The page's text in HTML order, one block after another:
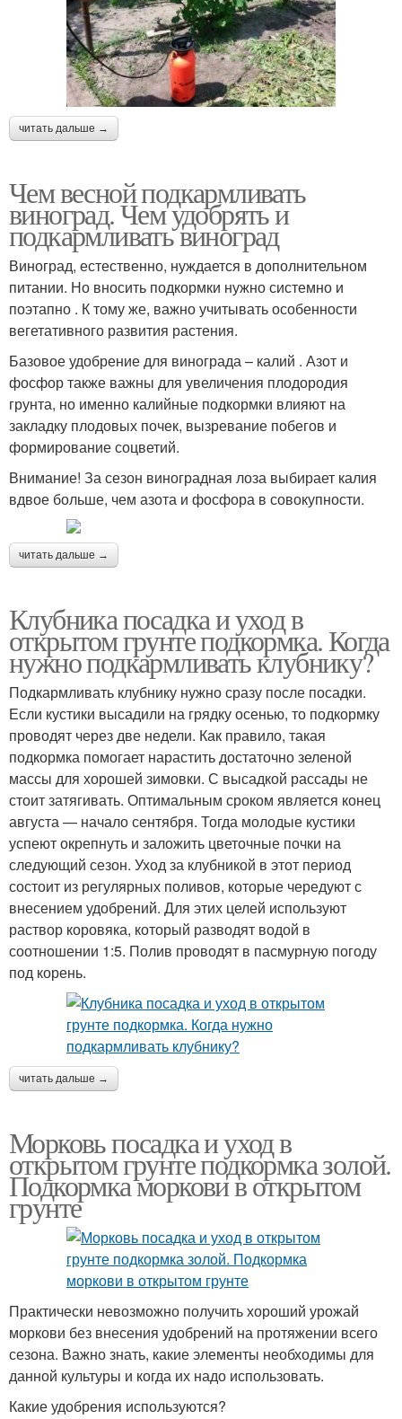
читать дальше →
Чем весной подкармливать
виноград. Чем удобрять и
подкармливать виноград
Виноград, естественно, нуждается в дополнительном
питании. Но вносить подкормки нужно системно и
поэтапно . К тому же, важно учитывать особенности
вегетативного развития растения.
Базовое удобрение для винограда – калий . Азот и
фосфор также важны для увеличения плодородия
грунта, но именно калийные подкормки влияют на
закладку плодовых почек, вызревание побегов и
формирование соцветий.
Внимание! За сезон виноградная лоза выбирает калия
вдвое больше, чем азота и фосфора в совокупности.
читать дальше →
Клубника посадка и уход в
открытом грунте подкормка. Когда
нужно подкармливать клубнику?
Подкармливать клубнику нужно сразу после посадки.
Если кустики высадили на грядку осенью, то подкормку
проводят через две недели. Как правило, такая
подкормка помогает нарастить достаточно зеленой
массы для хорошей зимовки. С высадкой рассады не
стоит затягивать. Оптимальным сроком является конец
августа — начало сентября. Тогда молодые кустики
успеют окрепнуть и заложить цветочные почки на
следующий сезон. Уход за клубникой в этот период
состоит из регулярных поливов, которые чередуют с
внесением удобрений. Для этих целей используют
раствор коровяка, который разводят водой в
соотношении 1:5. Полив проводят в пасмурную погоду
под корень.
читать дальше →
Морковь посадка и уход в
открытом грунте подкормка золой.
Подкормка моркови в открытом
грунте
Практически невозможно получить хороший урожай
моркови без внесения удобрений на протяжении всего
сезона. Важно знать, какие элементы необходимы для
данной культуры и когда их надо использовать.
Какие удобрения используются?